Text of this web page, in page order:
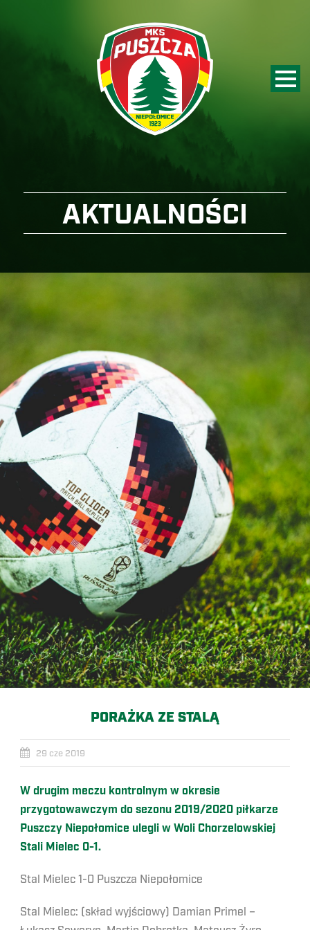
AKTUALNOŚCI
PORAŻKA ZE STALĄ
29 cze 2019
W drugim meczu kontrolnym w okresie
przygotowawczym do sezonu 2019/2020 piłkarze
Puszczy Niepołomice ulegli w Woli Chorzelowskiej
Stali Mielec 0-1.
Stal Mielec 1-0 Puszcza Niepołomice
Stal Mielec: (skład wyjściowy) Damian Primel –